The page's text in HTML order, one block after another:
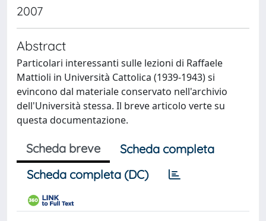
2007
Abstract
Particolari interessanti sulle lezioni di Raffaele
Mattioli in Università Cattolica (1939-1943) si
evincono dal materiale conservato nell'archivio
dell'Università stessa. Il breve articolo verte su
questa documentazione.
Scheda breve
Scheda completa
Scheda completa (DC)